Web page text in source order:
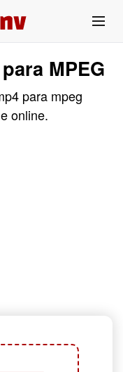
MPEG
para mpeg
online.